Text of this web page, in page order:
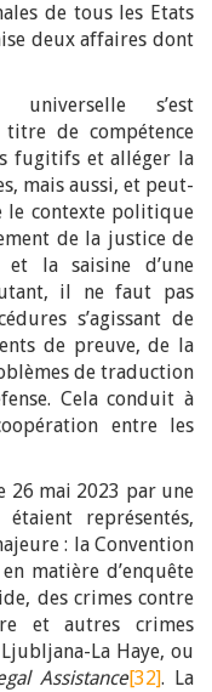
de tous les Etats
deux affaires dont
s’est
de compétence
fugitifs et alléger la
mais aussi, et peut-
contexte politique
de la justice de
et la saisine d’une
il ne faut pas
s’agissant de
de preuve, de la
de traduction
Cela conduit à
entre les
26 mai 2023 par une
représentés,
: la Convention
matière d’enquête
des crimes contre
et autres crimes
La Haye, ou
Assistance[32]. La